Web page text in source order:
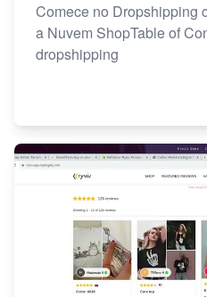
Comece no Dropshipping
a Nuvem ShopTable of
dropshipping